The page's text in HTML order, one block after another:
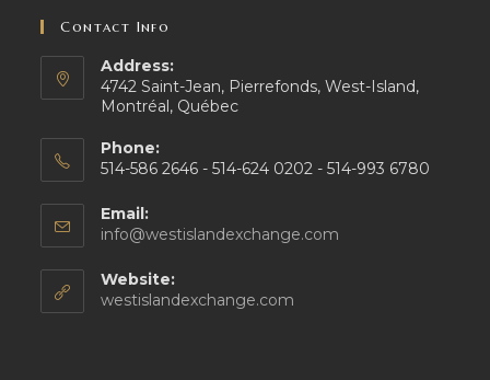
Contact Info
Address:
4742 Saint-Jean, Pierrefonds, West-Island,
Montréal, Québec
Phone:
514-586 2646 - 514-624 0202 - 514-993 6780
Email:
info@westislandexchange.com
Website:
westislandexchange.com